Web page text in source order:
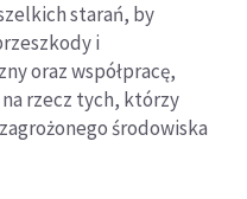
starań, by
i
oraz współpracę,
na rzecz tych, którzy
środowiska